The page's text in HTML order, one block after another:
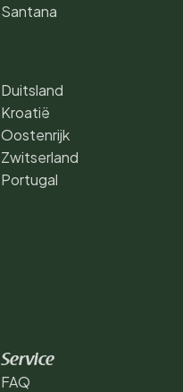
Santana
Duitsland
Kroatië
Oostenrijk
Zwitserland
Portugal
Service
FAQ